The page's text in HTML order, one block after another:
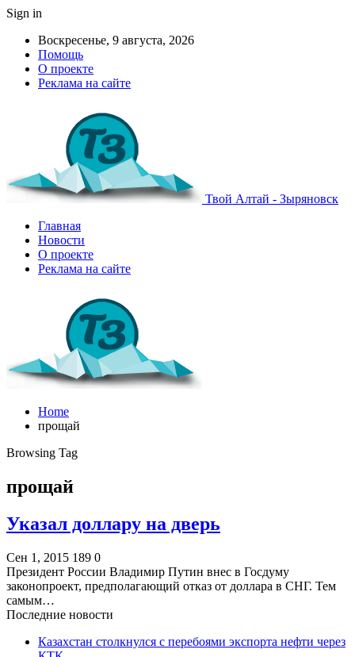
Sign in
Воскресенье, 9 августа, 2026
Помощь
О проекте
Реклама на сайте
Твой Алтай - Зыряновск
Главная
Новости
О проекте
Реклама на сайте
Home
прощай
Browsing Tag
прощай
Указал доллару на дверь
Сен 1, 2015 189 0
Президент России Владимир Путин внес в Госдуму
законопроект, предполагающий отказ от доллара в СНГ. Тем
самым…
Последние новости
Казахстан столкнулся с перебоями экспорта нефти через